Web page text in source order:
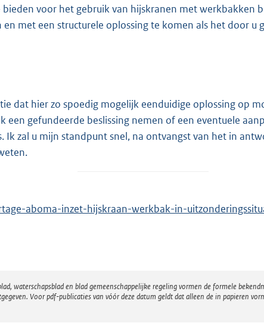
voor het gebruik van hijskranen met werkbakken
met een structurele oplossing te komen als het door u
dat hier zo spoedig mogelijk eenduidige oplossing op
een gefundeerde beslissing nemen of een eventuele
Ik zal u mijn standpunt snel, na ontvangst van het in
aboma-inzet-hijskraan-werkbak-in-
waterschapsblad en blad gemeenschappelijke regeling vormen de formele
Voor pdf-publicaties van vóór deze datum geldt dat alleen de in papieren